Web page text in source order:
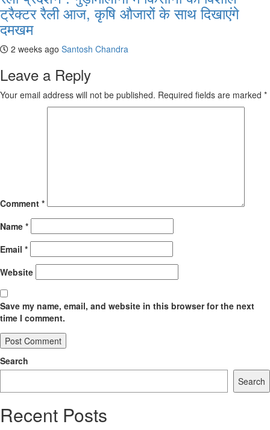
ट्रैक्टर रैली आज, कृषि औजारों के साथ दिखाएंगे
दमखम
2 weeks ago Santosh Chandra
Leave a Reply
Your email address will not be published. Required fields are marked *
Comment *
Name *
Email *
Website
Save my name, email, and website in this browser for the next
time I comment.
Search
Search
Recent Posts